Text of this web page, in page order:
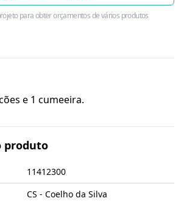
para obter orçamentos de vários produtos
e 1 cumeeira.
produto
11412300
CS - Coelho da Silva